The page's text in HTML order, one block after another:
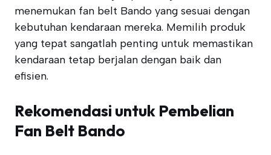
menemukan fan belt Bando yang sesuai dengan
kebutuhan kendaraan mereka. Memilih produk
yang tepat sangatlah penting untuk memastikan
kendaraan tetap berjalan dengan baik dan
efisien.
Rekomendasi untuk Pembelian
Fan Belt Bando